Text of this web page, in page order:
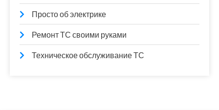
Просто об электрике
Ремонт ТС своими руками
Техническое обслуживание ТС